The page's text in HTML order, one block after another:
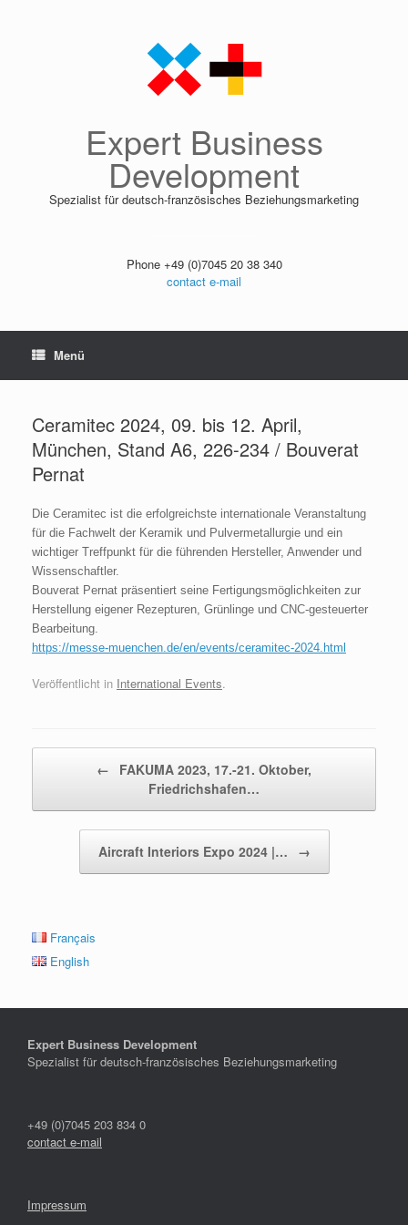
Expert Business
Development
Spezialist für deutsch-französisches Beziehungsmarketing
Phone +49 (0)7045 20 38 340
contact e-mail
Menü
Ceramitec 2024, 09. bis 12. April,
München, Stand A6, 226-234 / Bouverat
Pernat
Die Ceramitec ist die erfolgreichste internationale Veranstaltung
für die Fachwelt der Keramik und Pulvermetallurgie und ein
wichtiger Treffpunkt für die führenden Hersteller, Anwender und
Wissenschaftler.
Bouverat Pernat präsentiert seine Fertigungsmöglichkeiten zur
Herstellung eigener Rezepturen, Grünlinge und CNC-gesteuerter
Bearbeitung.
https://messe-muenchen.de/en/events/ceramitec-2024.html
Veröffentlicht in International Events.
←
FAKUMA 2023, 17.-21. Oktober,
Friedrichshafen…
Aircraft Interiors Expo 2024 |… →
Français
English
Expert Business Development
Spezialist für deutsch-französisches Beziehungsmarketing
+49 (0)7045 203 834 0
contact e-mail
Impressum